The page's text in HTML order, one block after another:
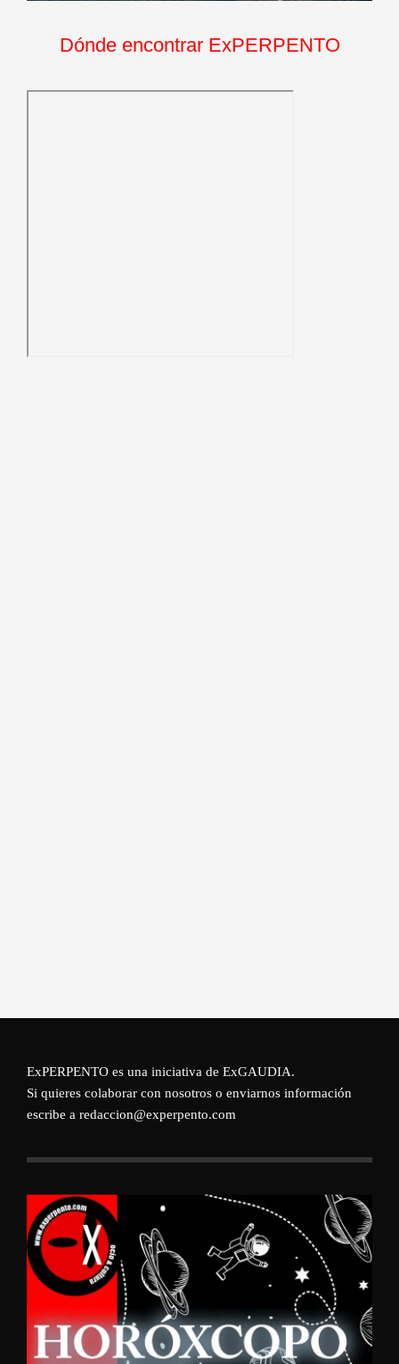
Dónde encontrar ExPERPENTO
ExPERPENTO es una iniciativa de ExGAUDIA.
Si quieres colaborar con nosotros o enviarnos información
escribe a redaccion@experpento.com